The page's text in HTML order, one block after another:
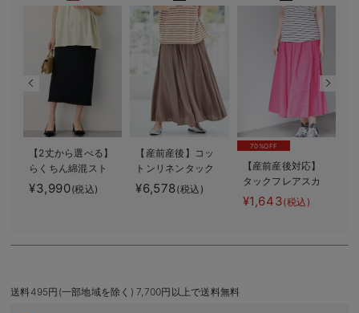
入院準備の持ち物チェック
【2丈から選べる】
らくちん綿混スト
レッチリブナロー
スカート マタニ
¥3,990(税込)
【産前産後】コッ
トンリネンタック
フレアスカート
【出産後も長く使
¥6,578(税込)
70%OFF
【産前産後対応】
タックフレアスカ
ート【出産後も長
く使える】
¥1,643(税込)
送料495円(一部地域を除く) 7,700円以上で送料無料